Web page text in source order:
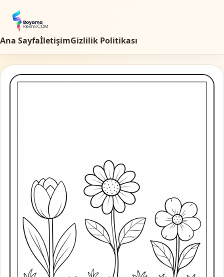
Ana SayfaİletişimGizlilik Politikası